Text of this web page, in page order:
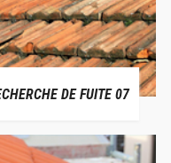
DE FUITE 07